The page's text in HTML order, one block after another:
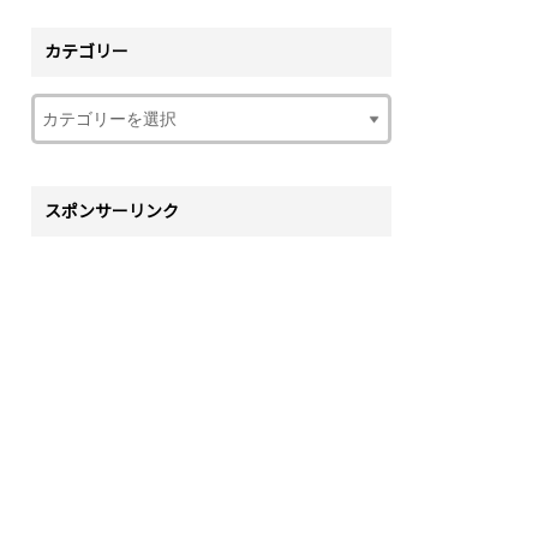
カテゴリー
スポンサーリンク